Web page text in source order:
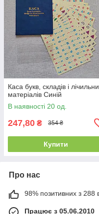
Каса букв, складів і
матеріалів Синій
В наявності 20 од.
247,80 ₴ 354 ₴
Купити
Про нас
98% позитивних з 288
Працює з 05.06.2010